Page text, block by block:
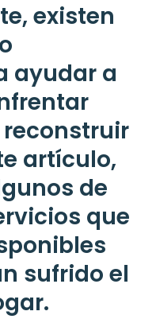
existen
ayudar a
artículo,
de
que
sufrido el